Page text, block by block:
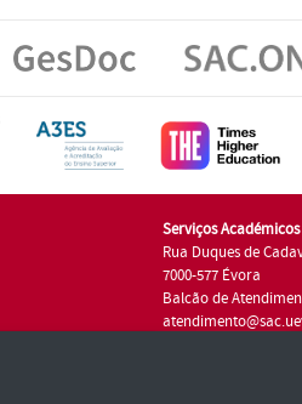
Serviços Académicos
Rua Duques de
7000-577 Évora
Balcão de